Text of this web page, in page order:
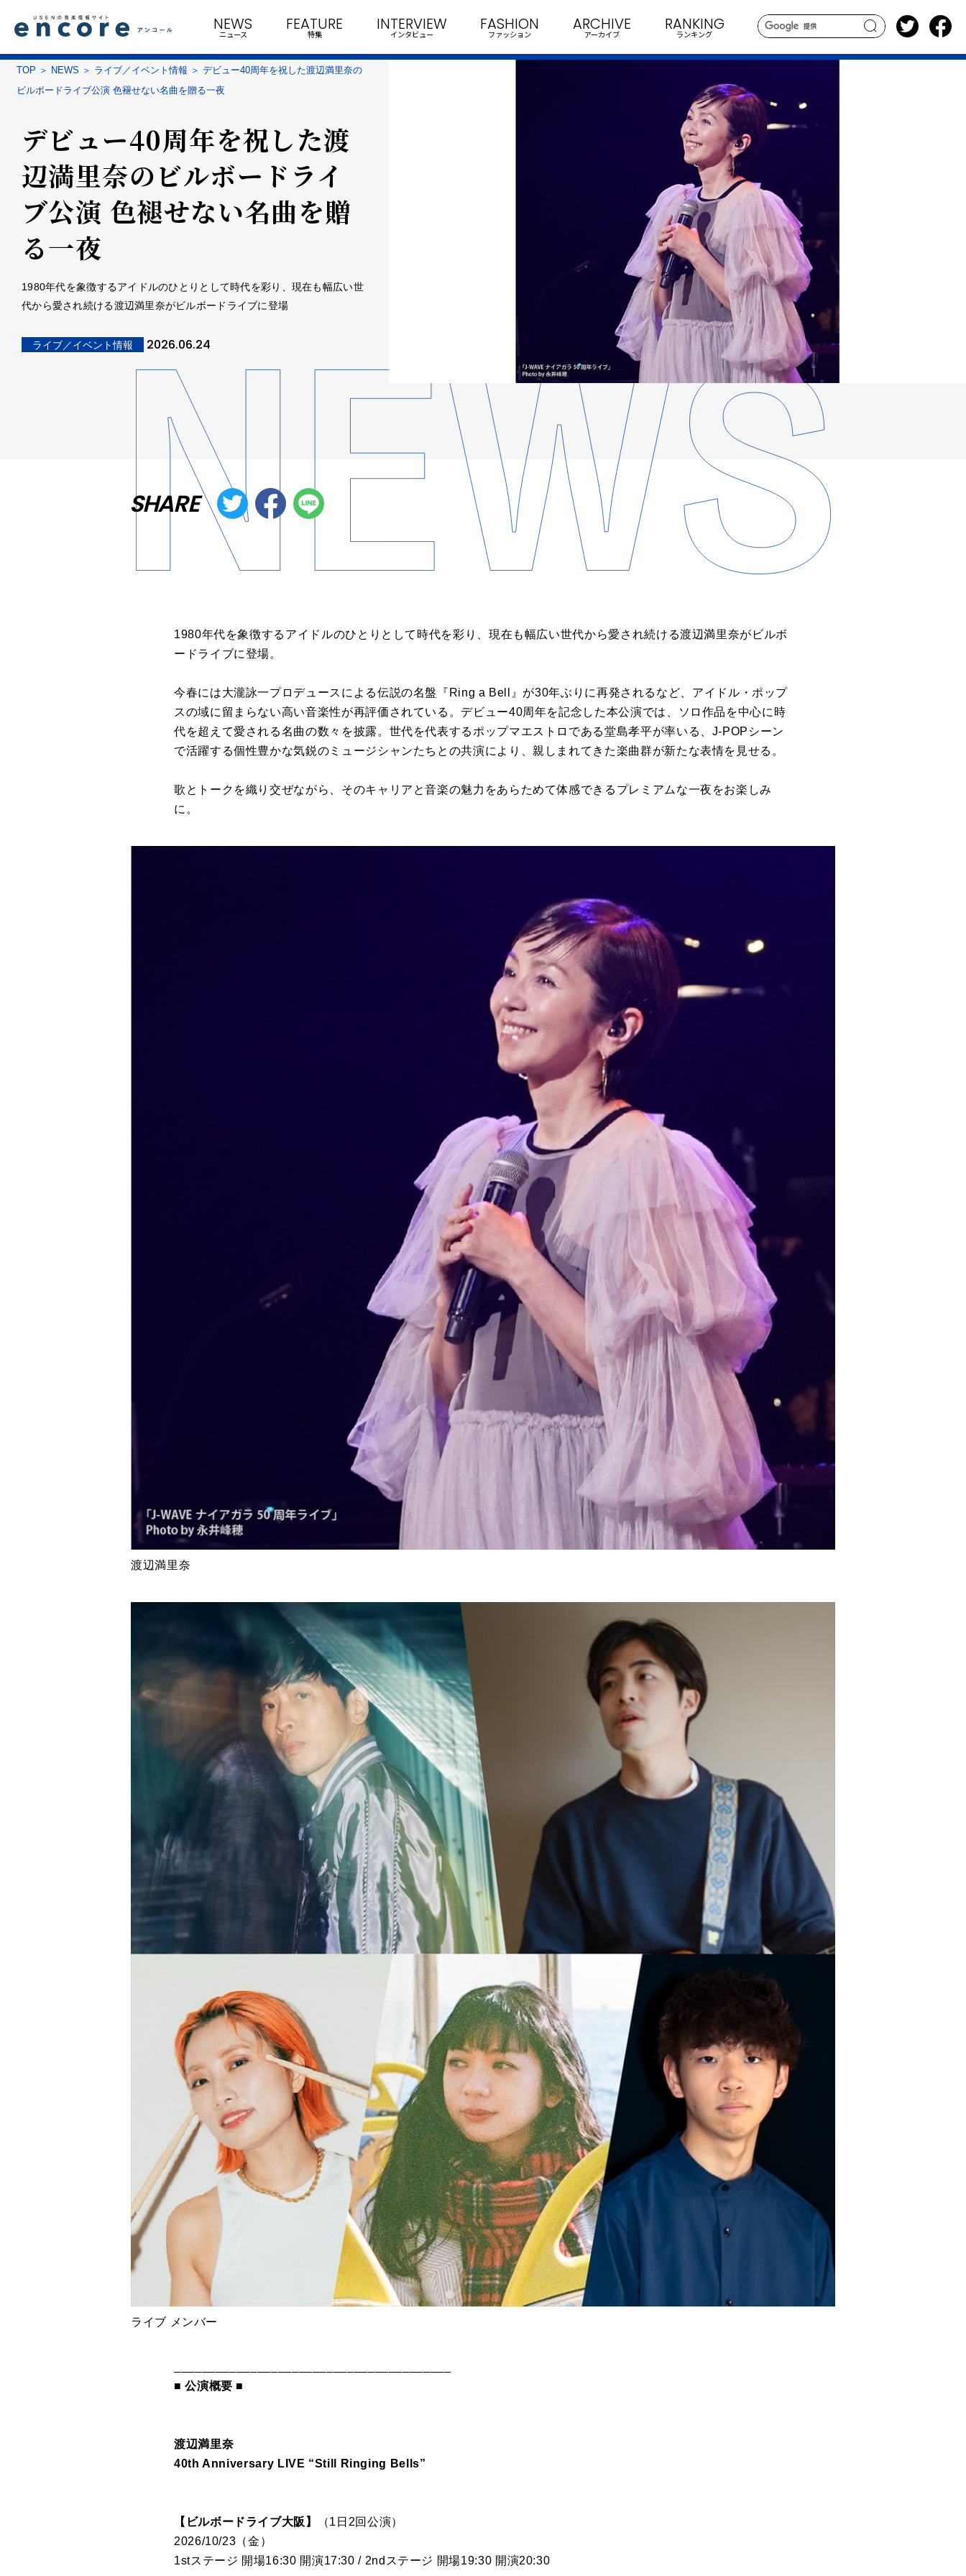
search
NEWS
ニュース
FEATURE
特集
INTERVIEW
インタビュー
FASHION
ファッション
ARCHIVE
アーカイブ
RANKING
ランキング
TOP NEWS ライブ／イベント情報
デビュー40周年を祝した渡辺満里奈の
ビルボードライブ公演 色褪せない名曲を贈る一夜
デビュー40周年を祝した渡
辺満里奈のビルボードライ
ブ公演 色褪せない名曲を贈
る一夜
1980年代を象徴するアイドルのひとりとして時代を彩り、現在も幅広い世
代から愛され続ける渡辺満里奈がビルボードライブに登場
ライブ／イベント情報 2026.06.24
SHARE
1980年代を象徴するアイドルのひとりとして時代を彩り、現在も幅広い世代から愛され続ける渡辺満里奈がビルボ
ードライブに登場。
今春には大瀧詠一プロデュースによる伝説の名盤『Ring a Bell』が30年ぶりに再発されるなど、アイドル・ポップ
スの域に留まらない高い音楽性が再評価されている。デビュー40周年を記念した本公演では、ソロ作品を中心に時
代を超えて愛される名曲の数々を披露。世代を代表するポップマエストロである堂島孝平が率いる、J-POPシーン
で活躍する個性豊かな気鋭のミュージシャンたちとの共演により、親しまれてきた楽曲群が新たな表情を見せる。
歌とトークを織り交ぜながら、そのキャリアと音楽の魅力をあらためて体感できるプレミアムな一夜をお楽しみ
に。
渡辺満里奈
ライブ メンバー
■ 公演概要 ■
渡辺満里奈
40th Anniversary LIVE “Still Ringing Bells”
【ビルボードライブ大阪】
（1日2回公演）
2026/10/23（金）
1stステージ 開場16:30 開演17:30 / 2ndステージ 開場19:30 開演20:30